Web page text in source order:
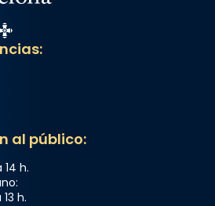
Estel Cristiana
al público:
h.
h.